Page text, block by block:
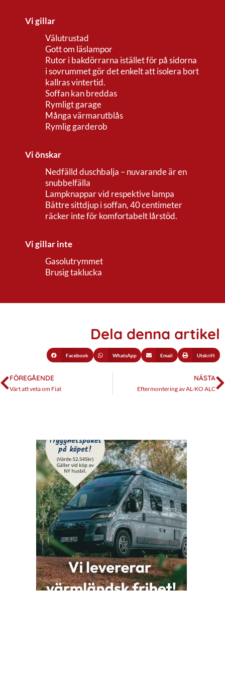
Vi gillar
Välutrustad
Gott om läslampor
Rutor i bakdörrarna istället för på sidorna
i sovrummet gör det enkelt att isolera bort
kallras vintertid.
Soffan kan breddas
Rymligt garage
Många värmarutblås
Rymlig garderob
Vi önskar
Nedfälld duschbalja – nuvarande är en
snubbelfälla
Lampknappar vid respektive lampa
Bättre sittdjup i soffan, 40 centimeter
räcker inte för komfortabelt lårstöd.
Vi gillar inte
Gasolutrymmet
Brusig taklucka
Dela denna artikel
Facebook WhatsApp Email Utskrift
FÖREGÅENDE
Värt att veta om Fiat
NÄSTA
Eftermontering av AL-KO ALC